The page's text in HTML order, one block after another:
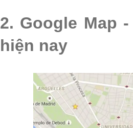
2. Google Map
hiện nay